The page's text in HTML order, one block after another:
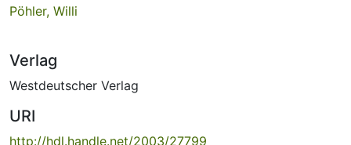
Pöhler, Willi
Verlag
Westdeutscher Verlag
URI
http://hdl.handle.net/2003/27799